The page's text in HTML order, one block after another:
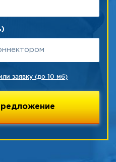
заявку (до 10 мб)